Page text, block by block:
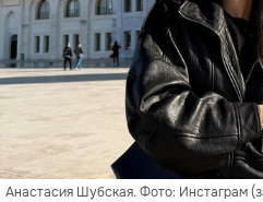
Анастасия Шубская. Фото: Инстаграм